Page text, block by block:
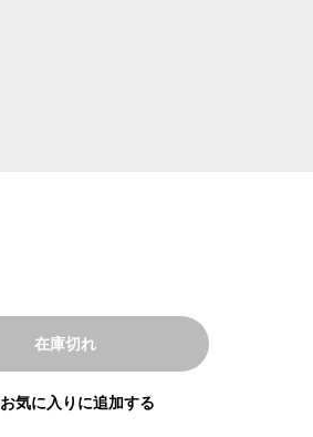
在庫切れ
お気に入りに追加する